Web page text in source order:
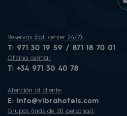
Reservas (call center 24/7):
T: 971 30 19 59 / 871 18 70 01
Oficina central:
T: +34 971 30 40 78
Atención al cliente:
E: info@vibrahotels.com
Grupos (más de 20 personas):